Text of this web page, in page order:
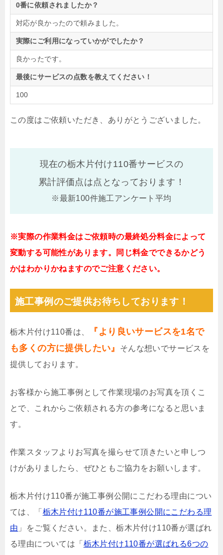
0番に依頼されましたか？
対応が良かったので頼みました。
実際にご利用になっていかがでしたか？
良かったです。
最後にサービスの点数を教えてください！
100
この度はご依頼いただき、ありがとうございました。
現在の栃木片付け110番サービスの
累計評価点は点となっております！
※最新100件施工アンケート平均
※実際の作業料金はご依頼時の最終処分料金によって
変動する可能性があります。同じ料金でできるかどう
かはわかりかねますのでご注意ください。
施工事例のご提供お待ちしております！
栃木片付け110番は、
『より良いサービスを1名で
も多くの方に提供したい』
そんな想いでサービスを
提供しております。
お客様から施工事例として作業現場のお写真を頂くこ
とで、これからご依頼される方の参考になると思いま
す。
作業スタッフよりお写真を撮らせて頂きたいと申しつ
けがありましたら、ぜひともご協力をお願いします。
栃木片付け110番が施工事例公開にこだわる理由につい
ては、「 栃木片付け110番が施工事例公開にこだわる理
由 」をご覧ください。また、栃木片付け110番が選ばれ
る理由については「 栃木片付け110番が選ばれる6つの